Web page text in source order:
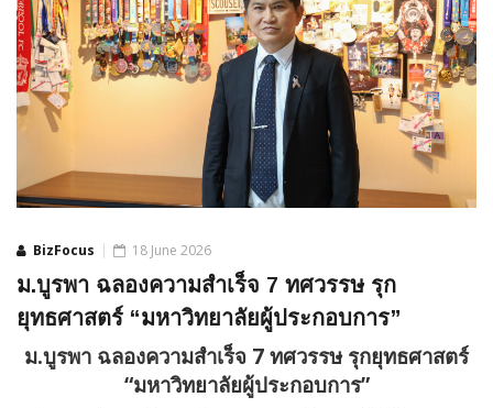
BizFocus 18 June 2026
ม.บูรพา ฉลองความสำเร็จ 7 ทศวรรษ รุก
ยุทธศาสตร์ “มหาวิทยาลัยผู้ประกอบการ”
ม.บูรพา ฉลองความสำเร็จ 7 ทศวรรษ รุกยุทธศาสตร์
“มหาวิทยาลัยผู้ประกอบการ”